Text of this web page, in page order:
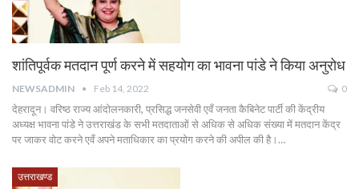
शांतिपूर्वक मतदान पूर्ण करने में सहयोग का भावना पांडे ने किया अनुरोध
NEWSADMIN Feb 14, 2022 0
देहरादून। वरिष्ठ राज्य आंदोलनकारी, प्रसिद्ध जनसेवी एवँ जनता कैबिनेट पार्टी की केंद्रीय
अध्यक्ष भावना पांडे ने उत्तराखंड के सभी मतदाताओं से अधिक से अधिक संख्या में मतदान केंद्र
पर जाकर वोट करने एवँ अपने मताधिकार का प्रयोग करने की अपील की है।…
उत्तराखण्ड